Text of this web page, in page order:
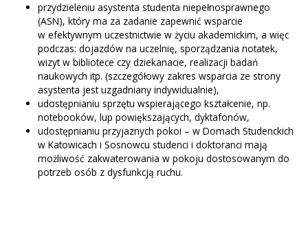
przydzieleniu asystenta studenta niepełnosprawnego
(ASN), który ma za zadanie zapewnić wsparcie
w efektywnym uczestnictwie w życiu akademickim, a więc
podczas: dojazdów na uczelnię, sporządzania notatek,
wizyt w bibliotece czy dziekanacie, realizacji badań
naukowych itp. (szczegółowy zakres wsparcia ze strony
asystenta jest uzgadniany indywidualnie),
udostępnianiu sprzętu wspierającego kształcenie, np.
notebooków, lup powiększających, dyktafonów,
udostępnianiu przyjaznych pokoi – w Domach Studenckich
w Katowicach i Sosnowcu studenci i doktoranci mają
możliwość zakwaterowania w pokoju dostosowanym do
potrzeb osób z dysfunkcją ruchu.